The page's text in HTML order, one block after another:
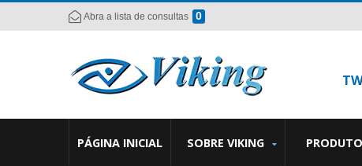
Abra a lista de consultas 0
PÁGINA INICIAL SOBRE VIKING